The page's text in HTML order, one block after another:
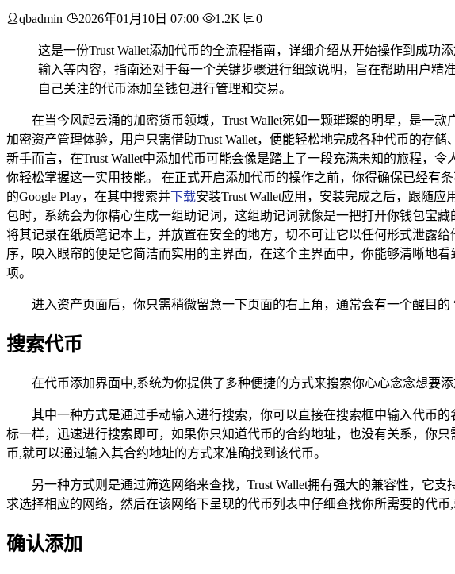
qbadmin 2026年01月10日 07:00 1.2K 0
这是一份Trust Wallet添加代币的全流程指南，详细介绍从开始操作到成
输入等内容，指南还对于每一个关键步骤进行细致说明，旨在帮助用户精
自己关注的代币添加至钱包进行管理和交易。
在当今风起云涌的加密货币领域，Trust Wallet宛如一颗璀璨的明星，是一
加密资产管理体验，用户只需借助Trust Wallet，便能轻松地完成各种代币的存
新手而言，在Trust Wallet中添加代币可能会像是踏上了一段充满未知的旅程，
你轻松掌握这一实用技能。 在正式开启添加代币的操作之前，你得确保已经有
的Google Play，在其中搜索并下载安装Trust Wallet应用，安装完成之后，跟随
包时，系统会为你精心生成一组助记词，这组助记词就像是一把打开你钱包宝
将其记录在纸质笔记本上，并放置在安全的地方，切不可让它以任何形式泄露
序，映入眼帘的便是它简洁而实用的主界面，在这个主界面中，你能够清晰地
项。
进入资产页面后，你只需稍微留意一下页面的右上角，通常会有一个醒目
搜索代币
在代币添加界面中,系统为你提供了多种便捷的方式来搜索你心心念念想要添
其中一种方式是通过手动输入进行搜索，你可以直接在搜索框中输入代币
标一样，迅速进行搜索即可，如果你只知道代币的合约地址，也没有关系，你
币,就可以通过输入其合约地址的方式来准确找到该代币。
另一种方式则是通过筛选网络来查找，Trust Wallet拥有强大的兼容性，它
求选择相应的网络，然后在该网络下呈现的代币列表中仔细查找你所需要的代
确认添加